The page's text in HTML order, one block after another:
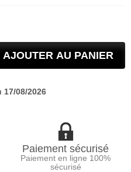
AJOUTER AU PANIER
08/2026
Paiement sécurisé
Paiement en ligne 100%
sécurisé